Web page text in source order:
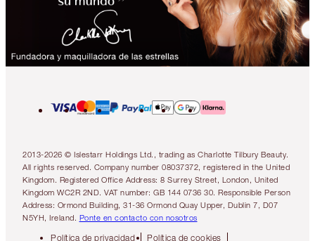
2013-2026 © Islestarr Holdings Ltd., trading as Charlotte Tilbury Beauty.
All rights reserved. Company number 08037372, registered in the United
Kingdom. Registered Office Address: 8 Surrey Street, London, United
Kingdom WC2R 2ND. VAT number: GB 144 0736 30. Responsible Person
Address: Ormond Building, 31-36 Ormond Quay Upper, Dublin 7, D07
N5YH, Ireland. Ponte en contacto con nosotros
Política de privacidad Política de cookies